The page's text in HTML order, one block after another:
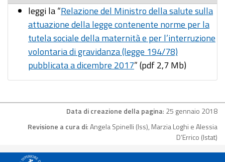
leggi la “Relazione del Ministro della salute sulla
attuazione della legge contenente norme per la
tutela sociale della maternità e per l’interruzione
volontaria di gravidanza (legge 194/78)
pubblicata a dicembre 2017” (pdf 2,7 Mb)
Data di creazione della pagina: 25 gennaio 2018
Revisione a cura di: Angela Spinelli (Iss), Marzia Loghi e Alessia
D’Errico (Istat)